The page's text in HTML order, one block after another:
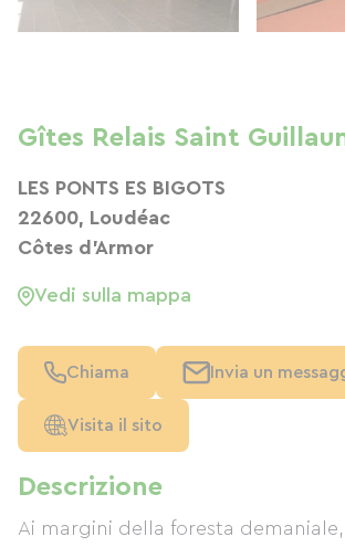
Descrizione
Ai margini della foresta
Gîtes Relais Saint
LES PONTS ES BIGOTS
22600, Loudéac
Côtes d'Armor
Vedi sulla mappa
Chiama Invia un
Visita il sito